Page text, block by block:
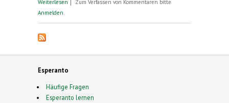
Weiterlesen
Zum Verfassen von Kommentaren bitte
Anmelden
Esperanto
Häufige Fragen
Esperanto lernen